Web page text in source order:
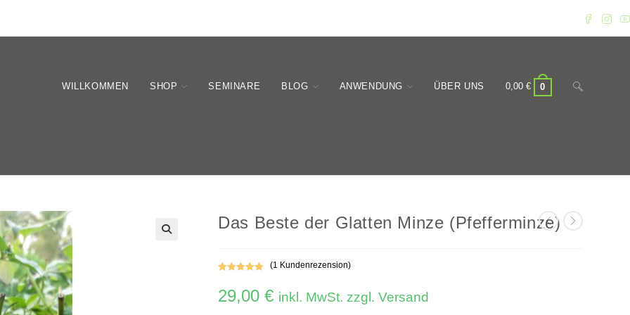
WILLKOMMEN SHOP SEMINARE BLOG ANWENDUNG ÜBER UNS 0,00 € 0 Website-
Das Beste der Glatten Minze (Pfefferminze)
5.00von 5,
basierend
(1 Kundenrezension)
29,00€ inkl. MwSt. zzgl. Versand